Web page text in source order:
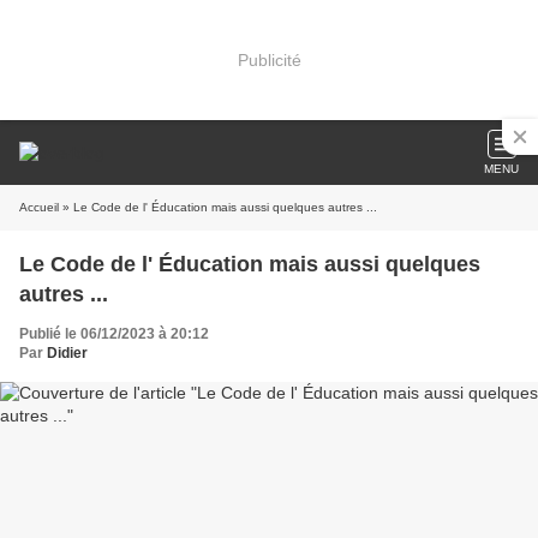
Publicité
MENU
Accueil » Le Code de l' Éducation mais aussi quelques autres ...
Le Code de l' Éducation mais aussi quelques
autres ...
Publié le 06/12/2023 à 20:12
Par Didier